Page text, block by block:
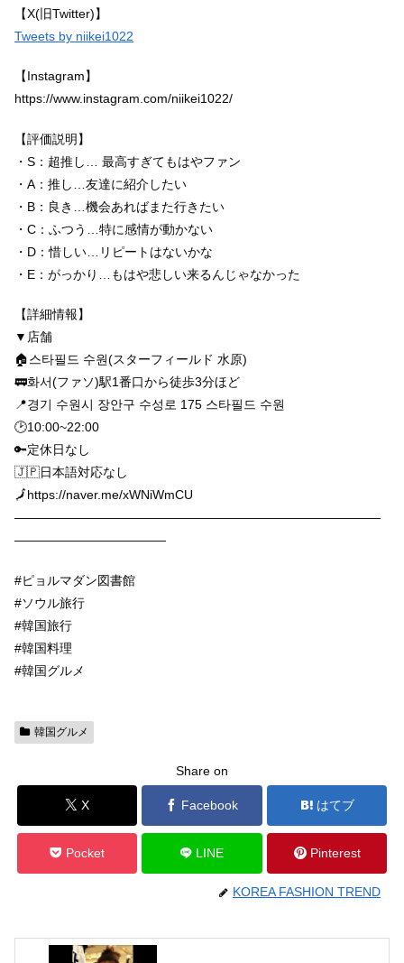
【X(旧Twitter)】
Tweets by niikei1022
【Instagram】
https://www.instagram.com/niikei1022/
【評価説明】
・S：超推し… 最高すぎてもはやファン
・A：推し…友達に紹介したい
・B：良き…機会あればまた行きたい
・C：ふつう…特に感情が動かない
・D：惜しい…リピートはないかな
・E：がっかり…もはや悲しい来るんじゃなかった
【詳細情報】
▼店舗
🏠스타필드 수원(スターフィールド 水原)
🚃화서(ファソ)駅1番口から徒歩3分ほど
📍경기 수원시 장안구 수성로 175 스타필드 수원
🕑10:00~22:00
🔑定休日なし
🇯🇵日本語対応なし
🗾https://naver.me/xWNiWmCU
—————————————————————————————
————————————
#ピョルマダン図書館
#ソウル旅行
#韓国旅行
#韓国料理
#韓国グルメ
韓国グルメ
Share on
X Facebook はてブ
Pocket LINE Pinterest
KOREA FASHION TREND